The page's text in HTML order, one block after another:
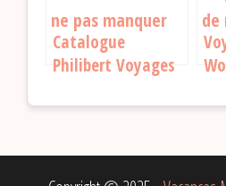
Catalogue
Philibert Voyages
trésors de l’été à